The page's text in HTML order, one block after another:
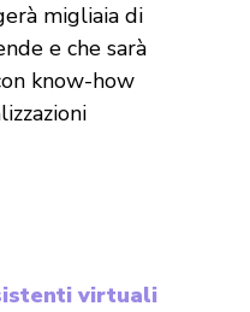
migliaia di
e che sarà
know-how
virtuali